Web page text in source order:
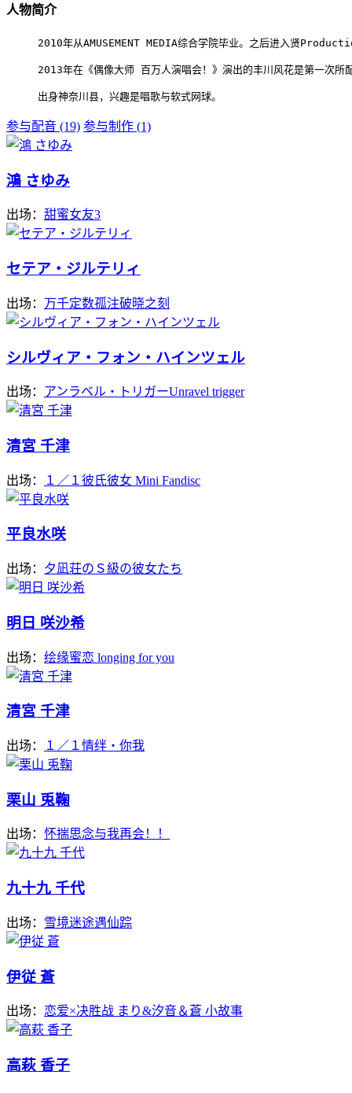
人物简介
2010年从AMUSEMENT MEDIA综合学院毕业。之后进入贤
2013年在《偶像大师 百万人演唱会！》演出的丰川风花是第一次所
出身神奈川县，兴趣是唱歌与软式网球。
参与配音 (19) 参与制作 (1)
鴻 さゆみ
出场： 甜蜜女友3
セテア・ジルテリィ
出场： 万千定数孤注破晓之刻
シルヴィア・フォン・ハインツェル
出场： アンラベル・トリガーUnravel trigger
清宮 千津
出场： １／１彼氏彼女 Mini Fandisc
平良水咲
出场： 夕凪荘のＳ級の彼女たち
明日 咲沙希
出场： 绘缘蜜恋 longing for you
清宮 千津
出场： １／１情绊・你我
栗山 兎鞠
出场： 怀揣思念与我再会！！
九十九 千代
出场： 雪境迷途遇仙踪
伊従 蒼
出场： 恋爱×决胜战 まり&汐音＆蒼 小故事
高萩 香子